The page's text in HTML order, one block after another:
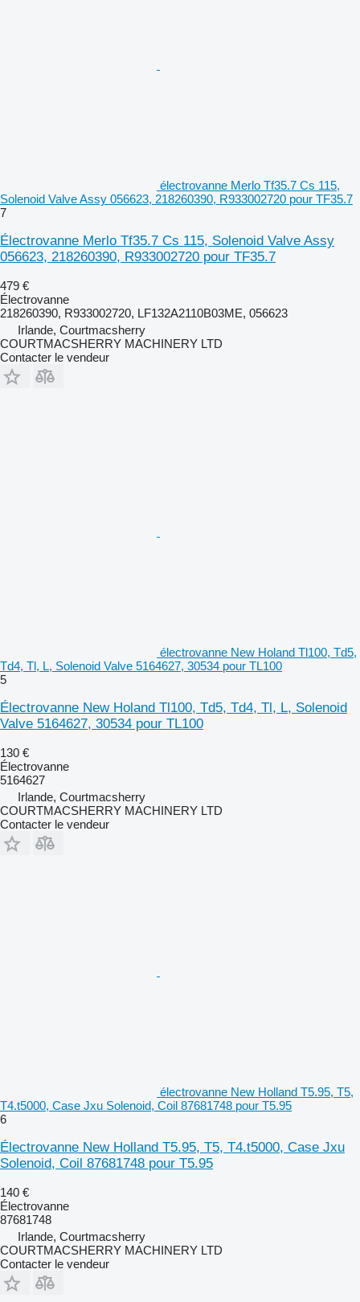
électrovanne Merlo Tf35.7 Cs 115,
Solenoid Valve Assy 056623, 218260390, R933002720 pour TF35.7
7
Électrovanne Merlo Tf35.7 Cs 115, Solenoid Valve Assy
056623, 218260390, R933002720 pour TF35.7
479 €
Électrovanne
218260390, R933002720, LF132A2110B03ME, 056623
Irlande, Courtmacsherry
COURTMACSHERRY MACHINERY LTD
Contacter le vendeur
électrovanne New Holand Tl100, Td5,
Td4, Tl, L, Solenoid Valve 5164627, 30534 pour TL100
5
Électrovanne New Holand Tl100, Td5, Td4, Tl, L, Solenoid
Valve 5164627, 30534 pour TL100
130 €
Électrovanne
5164627
Irlande, Courtmacsherry
COURTMACSHERRY MACHINERY LTD
Contacter le vendeur
électrovanne New Holland T5.95, T5,
T4.t5000, Case Jxu Solenoid, Coil 87681748 pour T5.95
6
Électrovanne New Holland T5.95, T5, T4.t5000, Case Jxu
Solenoid, Coil 87681748 pour T5.95
140 €
Électrovanne
87681748
Irlande, Courtmacsherry
COURTMACSHERRY MACHINERY LTD
Contacter le vendeur